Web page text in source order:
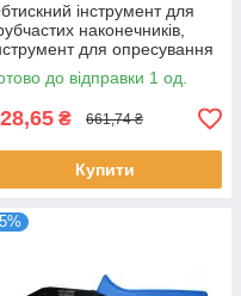
інструмент для
наконечників,
для опресування
та гільз АсКо
16WFдо відправки 1 од.
₴ 661,74 ₴
Купити